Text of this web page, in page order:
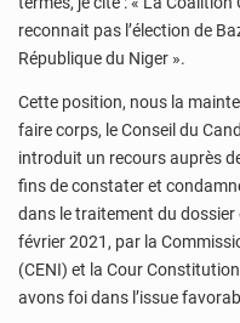
reconnait pas l’élection de
République du Niger ».
Cette position, nous la
faire corps, le Conseil du
introduit un recours auprès
fins de constater et
dans le traitement du dossier
février 2021, par la
(CENI) et la Cour
avons foi dans l’issue